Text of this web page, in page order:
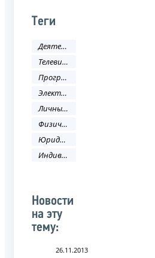
Теги
Деятельность ФНС
Телевидение
Программа налоги
Электронные услуги
Личный кабинет
Физическое лицо
Юридическое лицо
Индивидуальный предприниматель
Новости
на эту
тему:
26.11.2013